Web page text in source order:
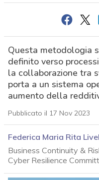
Questa metodologia
definito verso
la collaborazione tra
porta a un sistema
aumento della
Pubblicato il 17 Nov 2023
Federica Maria Rita
Business Continuity &
Cyber Resilience